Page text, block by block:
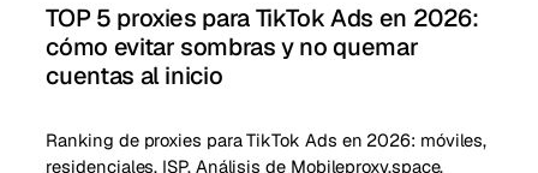
TOP 5 proxies para TikTok Ads en 2026:
cómo evitar sombras y no quemar
cuentas al inicio
Ranking de proxies para TikTok Ads en 2026: móviles,
residenciales, ISP. Análisis de Mobileproxy.space,